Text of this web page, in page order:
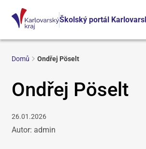
Školský portál
Domů Ondřej Pöselt
Ondřej Pöselt
26.01.2026
Autor: admin